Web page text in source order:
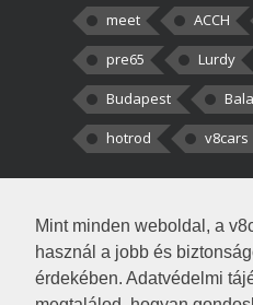
Mint minden weboldal, a
használ a jobb és
érdekében. Adatvédelmi
meet ACCH
pre65
Lurdy
Budapest
hotrod
v8cars
kortisz:
darabbaal számoltam.